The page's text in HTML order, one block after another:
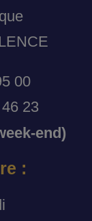
00
23
end)
: